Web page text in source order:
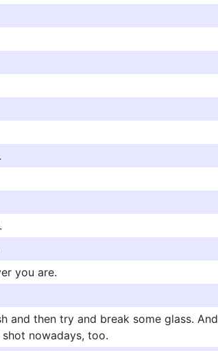
you are.
and then try and break some glass. And
nowadays, too.